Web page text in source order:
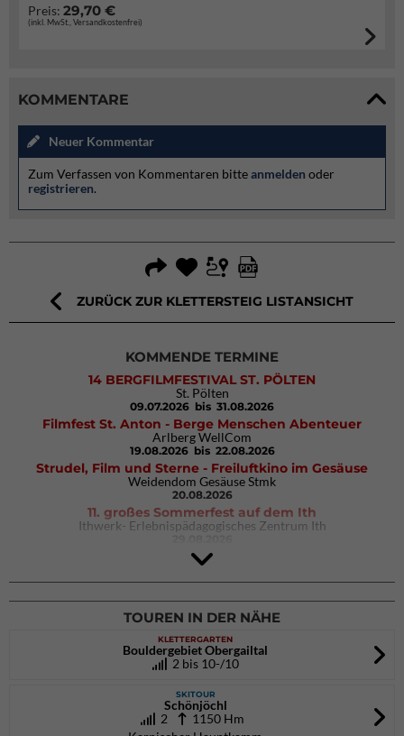
Preis: 29,70 €
(inkl. MwSt., Versandkostenfrei)
KOMMENTARE
Neuer Kommentar
Zum Verfassen von Kommentaren bitteanmelden oder
registrieren.
ZURÜCK ZUR KLETTERSTEIG LISTANSICHT
KOMMENDE TERMINE
14 BERGFILMFESTIVAL ST. PÖLTEN
St. Pölten
09.07.2026 bis 31.08.2026
Filmfest St. Anton - Berge Menschen Abenteuer
Arlberg WellCom
19.08.2026 bis 22.08.2026
Strudel, Film und Sterne - Freiluftkino im Gesäuse
Weidendom Gesäuse Stmk
20.08.2026
11. großes Sommerfest auf dem Ith
Ithwerk- Erlebnispädagogisches Zentrum Ith
4Blocs KIDS 2026
DAV Kletter- & Boulderzentrum München Süd (Thalkirchen)
26.09.2026
TOUREN IN DER NÄHE
KLETTERGARTEN
Bouldergebiet Obergailtal
2 bis 10-/10
SKITOUR
Schönjöchl
2
1150 Hm